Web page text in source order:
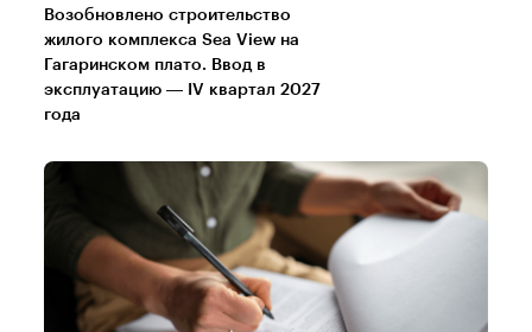
Возобновлено строительство
жилого комплекса Sea View на
Гагаринском плато. Ввод в
эксплуатацию — IV квартал 2027
года